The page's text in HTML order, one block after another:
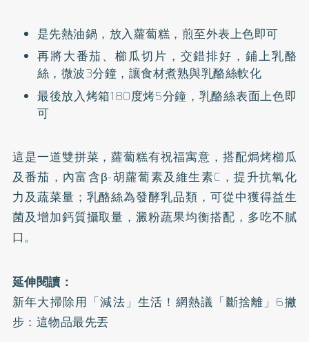
是先熱油鍋，放入蘿蔔糕，煎至外表上色即可
再將大番茄、櫛瓜切片，交錯排好，鋪上乳酪
絲，微波3分鐘，讓食材煮熟與乳酪絲軟化
最後放入烤箱180度烤5分鐘，乳酪絲表面上色即
可
這是一道雙拼菜，蘿蔔糕有祝福寓意，搭配焗烤櫛瓜
及番茄，內富含β-胡蘿蔔素及維生素C，提升抗氧化
力及蔬菜量；乳酪絲為發酵乳品類，可從中獲得益生
菌及增加鈣質攝取量，澱粉蔬果均衡搭配，多吃不膩
口。
延伸閱讀：
新年大掃除用「減法」生活！網熱議「斷捨離」6撇
步：這物品最先丟